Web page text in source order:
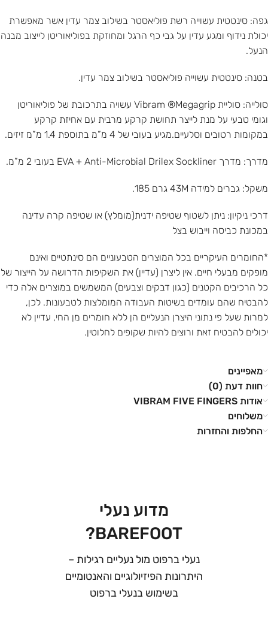
גפה: סינטטית עשוייה רשת פוליאסטר בשילוב צמר עדין אשר מאפשרת
יכולת נידוף ומגע עדין על גבי כף הרגל ומחוזקת בפוליאוריטן לייצוב מבנה
הנעל.
בטנה: סינטטית עשוייה פוליאסטר בשילוב צמר עדין.
סולייה: סוליית Vibram ®Megagrip עשויה בתרכובת של פוליאוריטן
וגומי טבעי על מנת לייצר תחושת קרקע מרבית עם אחיזת קרקע
במקומות רטובים וסלעיים.מגיע בעובי של 4 מ”מ בתוספת 1.4 מ”מ זיזים.
מדרך: מדרך EVA + Anti-Microbial Drilex Sockliner בעובי 2 מ”מ.
משקל: גברים למידה 43M גרם 185.
דרכי ניקיון: ניתן לשטוף שטיפה ידנית(מומלץ) או שטיפה קרה עדינה
במכונת כביסה וייבוש בצל
*החומרים העיקריים בכל המוצרים הטבעוניים הם סינתטיים ואינם
מופקים מבעלי חיים. אין ליצרן (עדיין) את השקיפות הדרושה על הייצור של
כל הרכיבים הקטנים (כגון דבקים וצבעים) המשמשים במוצרים אלה כדי
להבטיח שהם עומדים בשיטות העבודה המומלצות לטבעונות. לכן,
למרות שעל פי נתוני היצרן הנעליים הן ללא חומרים מן החי, עדיין לא
יכולים להבטיח זאת ורוצים להיות שקופים לחלוטין.
מאפיינים
חוות דעת (0)
אודות VIBRAM FIVE FINGERS
משלוחים
החלפות והחזרות
מדוע נעלי
BAREFOOT?
נעלי ברפוט מול נעליים רגילות –
היתרונות הפיזיולוגיים והאנטומיים
בשימוש בנעלי ברפוט